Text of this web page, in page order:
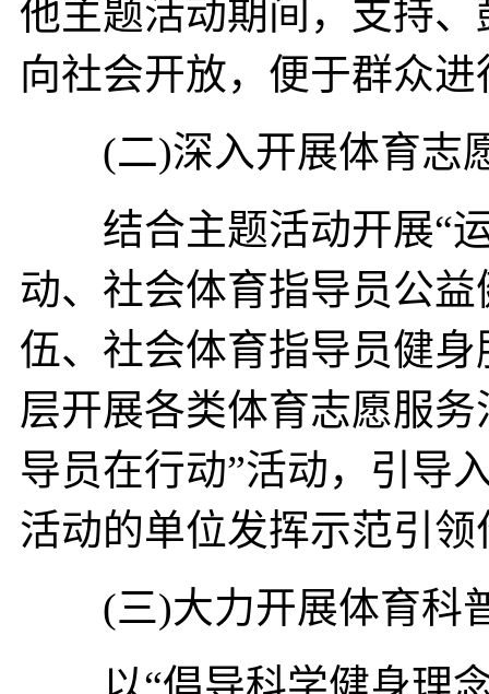
他主题活动期间，支持
向社会开放，便于群众
(二)深入开展体育志愿
结合主题活动开展“运
动、社会体育指导员公
伍、社会体育指导员健
层开展各类体育志愿服
导员在行动”活动，引导
活动的单位发挥示范引领
(三)大力开展体育科